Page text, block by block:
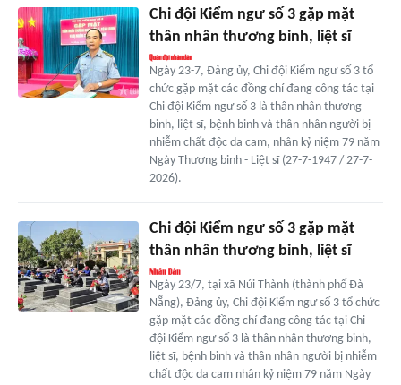
Chi đội Kiểm ngư số 3 gặp mặt
thân nhân thương binh, liệt sĩ
Ngày 23-7, Đảng ủy, Chi đội Kiểm ngư số 3 tổ
chức gặp mặt các đồng chí đang công tác tại
Chi đội Kiểm ngư số 3 là thân nhân thương
binh, liệt sĩ, bệnh binh và thân nhân người bị
nhiễm chất độc da cam, nhân kỷ niệm 79 năm
Ngày Thương binh - Liệt sĩ (27-7-1947 / 27-7-
2026).
Chi đội Kiểm ngư số 3 gặp mặt
thân nhân thương binh, liệt sĩ
Ngày 23/7, tại xã Núi Thành (thành phố Đà
Nẵng), Đảng ủy, Chi đội Kiểm ngư số 3 tổ chức
gặp mặt các đồng chí đang công tác tại Chi
đội Kiểm ngư số 3 là thân nhân thương binh,
liệt sĩ, bệnh binh và thân nhân người bị nhiễm
chất độc da cam nhân kỷ niệm 79 năm Ngày